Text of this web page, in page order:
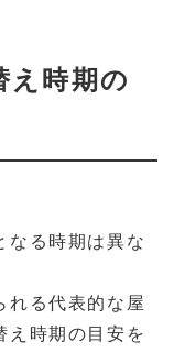
時期の
なる時期は異な
れる代表的な屋
え時期の目安を